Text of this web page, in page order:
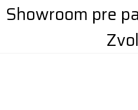
Showroom pre